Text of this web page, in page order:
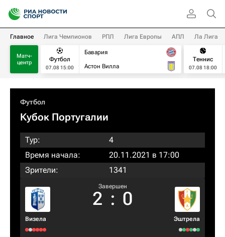
Главное Лига Чемпионов РПЛ Лига Европы АПЛ Ла Лига
Матч-
центр
Футбол
07.08 15:00
Бавария
Астон Вилла
Теннис
07.08 18:00
Футбол
Кубок Португалии
Тур:
4
Время начала:
20.11.2021 в 17:00
Зрители:
1341
Визела
Завершен
2 : 0
Эштрела